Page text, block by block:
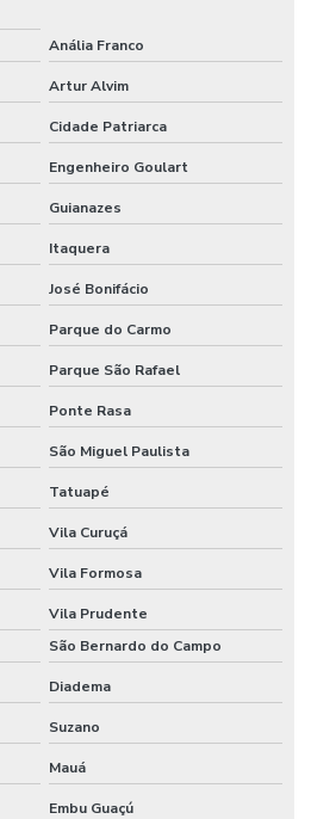
para condominios
horas
alarme
facial para condomínio
facial
para condomínio
Anália Franco
Artur Alvim
Cidade Patriarca
Engenheiro Goulart
Guianazes
Itaquera
José Bonifácio
Parque do Carmo
Parque São Rafael
Ponte Rasa
São Miguel Paulista
Tatuapé
Vila Curuçá
Vila Formosa
Vila Prudente
São Bernardo do Campo
Diadema
Suzano
Mauá
Embu Guaçú